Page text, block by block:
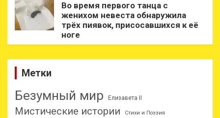
Во время первого танца с
женихом невеста обнаружила
трёх пиявок, присосавшихся к её
ноге
Метки
Безумный мир Елизавета II
Мистические истории Стихи и Поэзия